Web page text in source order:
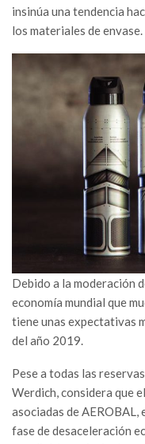
insinúa una tendencia
los materiales de envase.
Debido a la moderación
economía mundial que
tiene unas expectativas
del año 2019.
Pese a todas las
Werdich, considera que
asociadas de AEROBAL,
fase de desaceleración